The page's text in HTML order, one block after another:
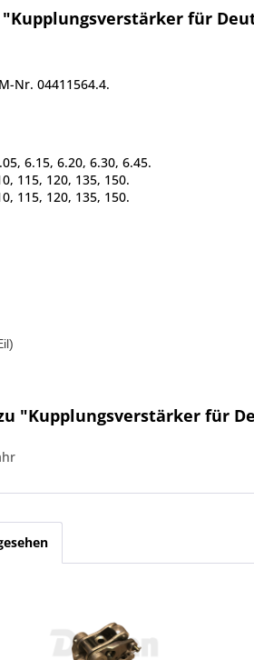
für
Nr. 04411564.4.
6.15, 6.20, 6.30, 6.45.
115, 120, 135, 150.
115, 120, 135, 150.
"Kupplungsverstärker für